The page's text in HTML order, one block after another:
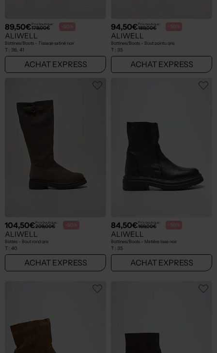
89,50€Prix boutique :
179,00€ -50%
ALIWELL
Bottines/Boots - Tissage satiné noir
T : 36, 41
ACHAT EXPRESS
94,50€Prix boutique :
189,00€ -50%
ALIWELL
Bottines/Boots - Bout pointu gris
T : 35
ACHAT EXPRESS
104,50€Prix boutique :
209,00€ -50%
ALIWELL
Bottes - Bout rond gris
T : 40
ACHAT EXPRESS
84,50€Prix boutique :
169,00€ -50%
ALIWELL
Bottines/Boots - Matière lisse noir
T : 35
ACHAT EXPRESS